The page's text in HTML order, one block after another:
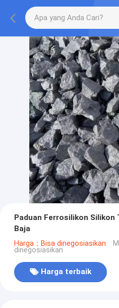
Paduan Ferrosilikon Silikon
Baja
Harga：Bisa dinegosiasikan
dinegosiasikan
Harga terbaik